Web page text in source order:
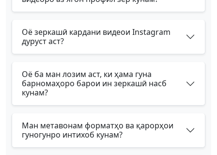
Оё зеркашӣ кардани видеои Instagram
дуруст аст?
Оё ба ман лозим аст, ки ҳама гуна
барномаҳоро барои ин зеркашӣ насб
кунам?
Ман метавонам форматҳо ва қарорҳои
гуногунро интихоб кунам?